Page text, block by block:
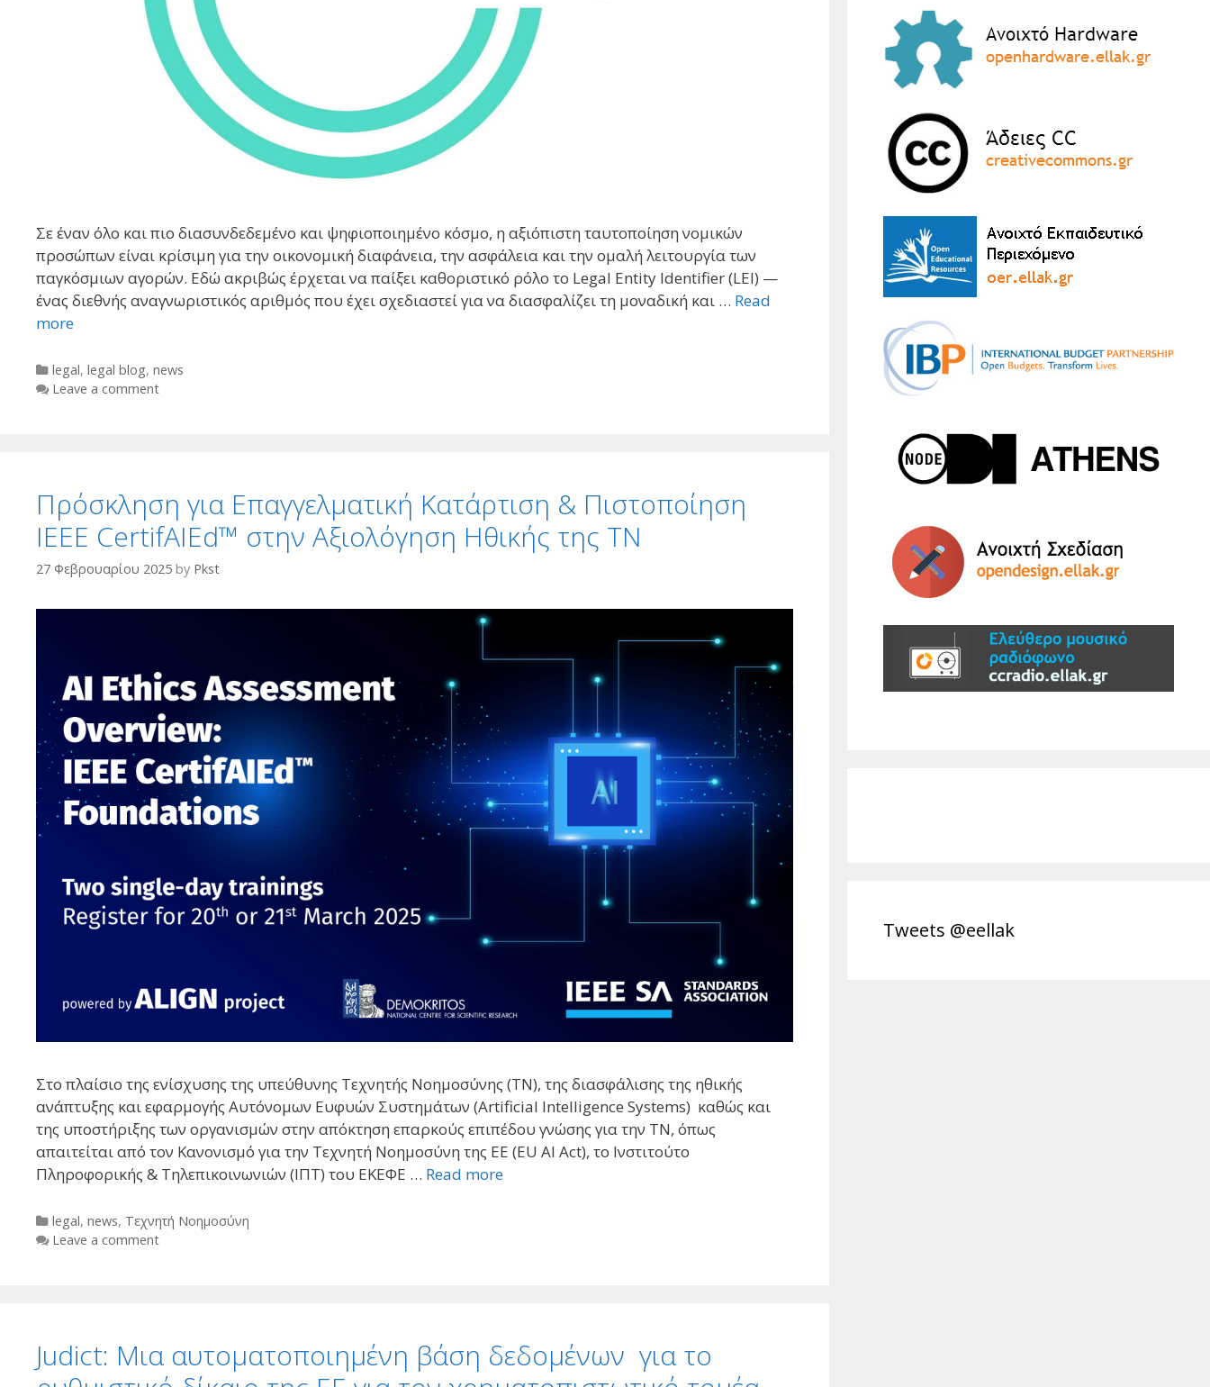
Σε έναν όλο και πιο διασυνδεδεμένο και ψηφιοποιημένο κόσμο, η αξιόπιστη ταυτοποίηση νομικών
προσώπων είναι κρίσιμη για την οικονομική διαφάνεια, την ασφάλεια και την ομαλή λειτουργία των
παγκόσμιων αγορών. Εδώ ακριβώς έρχεται να παίξει καθοριστικό ρόλο το Legal Entity Identifier (LEI) —
ένας διεθνής αναγνωριστικός αριθμός που έχει σχεδιαστεί για να διασφαλίζει τη μοναδική και … Read
more
Categories
legal, legal blog, news
Leave a comment
Πρόσκληση για Επαγγελματική Κατάρτιση & Πιστοποίηση
IEEE CertifAIEd™ στην Αξιολόγηση Ηθικής της ΤΝ
27 Φεβρουαρίου 2025 by Pkst
Στο πλαίσιο της ενίσχυσης της υπεύθυνης Τεχνητής Νοημοσύνης (ΤΝ), της διασφάλισης της ηθικής
ανάπτυξης και εφαρμογής Αυτόνομων Ευφυών Συστημάτων (Artificial Intelligence Systems) καθώς και
της υποστήριξης των οργανισμών στην απόκτηση επαρκούς επιπέδου γνώσης για την ΤΝ, όπως
απαιτείται από τον Κανονισμό για την Τεχνητή Νοημοσύνη της ΕΕ (EU AI Act), το Ινστιτούτο
Πληροφορικής & Τηλεπικοινωνιών (ΙΠΤ) του ΕΚΕΦΕ … Read more
Categories
legal, news, Τεχνητή Νοημοσύνη
Leave a comment
Judict: Μια αυτοματοποιημένη βάση δεδομένων για το
Tweets @eellak